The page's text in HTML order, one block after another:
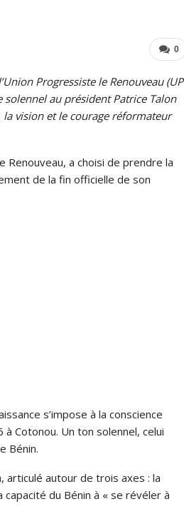
0
Progressiste le Renouveau (UP
solennel au président Patrice Talon
vision et le courage réformateur
Renouveau, a choisi de prendre la
de la fin officielle de son
s’impose à la conscience
Cotonou. Un ton solennel, celui
Bénin.
articulé autour de trois axes : la
capacité du Bénin à « se révéler à